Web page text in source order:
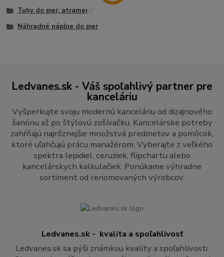
Tuhy do pier, atrament
Náhradné náplne do pier
Ledvanes.sk - Váš spoľahlivý partner pre
kanceláriu
Vyšperkujte svoju modernú kanceláriu od dizajnového
šanónu až po štýlovú zošívačku. Kancelárske potreby
zahŕňajú najrôznejšie množstvá predmetov a pomôcok,
ktoré uľahčujú prácu manažérom. Vyberajte z veľkého
spektra lepidiel, ceruziek, flipchartu alebo
kancelárskych kalkulačiek. Ponúkame výhradne
sortiment od renomovaných výrobcov.
Ledvanes.sk - kvalita a spoľahlivosť
Ledvanes.sk sa pýši známkou kvality a spoľahlivosti.